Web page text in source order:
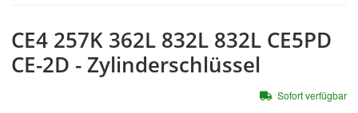
CE4 257K 362L 832L 832L CE5PD
CE-2D - Zylinderschlüssel
Sofort verfügbar